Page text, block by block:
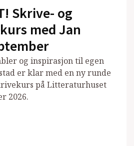
Skrive- og
med Jan
og inspirasjon til egen
er klar med en ny runde
på Litteraturhuset
2026.